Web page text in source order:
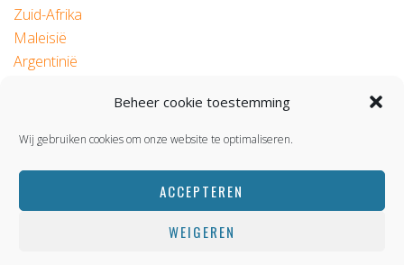
Beheer cookie toestemming
Wij gebruiken cookies om onze website te optimaliseren.
ACCEPTEREN
WEIGEREN
Zuid-Afrika
Maleisië
Argentinië
© 2026 Roadtrip.nl
BACK TOP